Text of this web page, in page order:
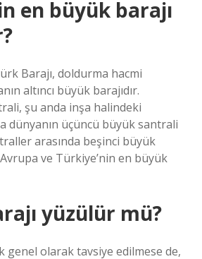
en büyük barajı
Barajı, doldurma hacmi
altıncı büyük barajıdır.
şu anda inşa halindeki
dünyanın üçüncü büyük santrali
arasında beşinci büyük
ve Türkiye’nin en büyük
yüzülür mü?
genel olarak tavsiye edilmese de,